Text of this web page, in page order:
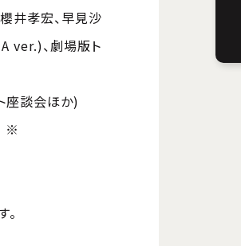
井孝宏、早見沙
ver.)、劇場版ト
座談会ほか)
※